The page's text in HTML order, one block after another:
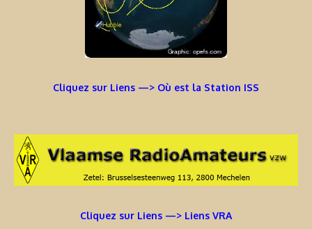
Cliquez sur Liens —> Où est la Station ISS
Cliquez sur Liens —> Liens VRA